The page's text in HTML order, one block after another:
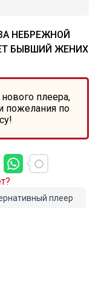
НЕБРЕЖНОЙ
БЫВШИЙ ЖЕНИХ
плеера,
пожелания по
плеер